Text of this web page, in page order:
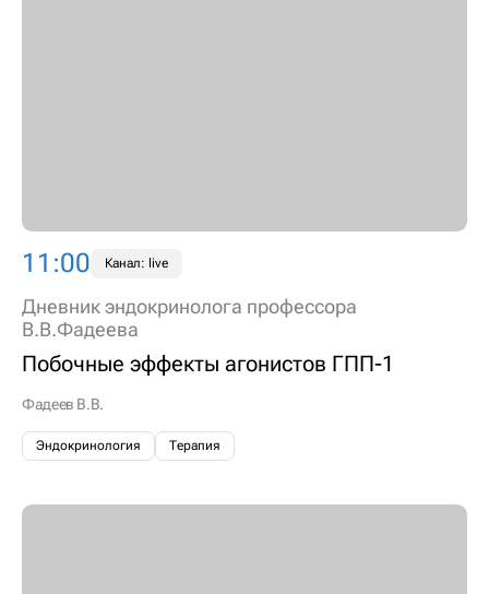
11:00 Канал: live
Дневник эндокринолога профессора
В.В.Фадеева
Побочные эффекты агонистов ГПП-1
Фадеев В.В.
Эндокринология Терапия